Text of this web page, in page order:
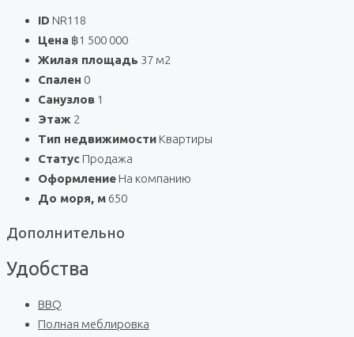
ID NR118
Цена ฿1 500 000
Жилая площадь 37 м2
Спален 0
Санузлов 1
Этаж 2
Тип недвижимости Квартиры
Статус Продажа
Оформление На компанию
До моря, м 650
Дополнительно
Удобства
BBQ
Полная меблировка